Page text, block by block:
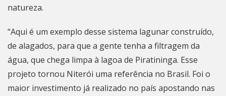
natureza.
“Aqui é um exemplo desse sistema lagunar construído,
de alagados, para que a gente tenha a filtragem da
água, que chega limpa à lagoa de Piratininga. Esse
projeto tornou Niterói uma referência no Brasil. Foi o
maior investimento já realizado no país apostando nas